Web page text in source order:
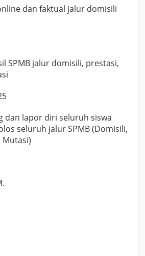
dan faktual jalur domisili
SPMB jalur domisili, prestasi,
dan lapor diri seluruh siswa
seluruh jalur SPMB (Domisili,
Mutasi)